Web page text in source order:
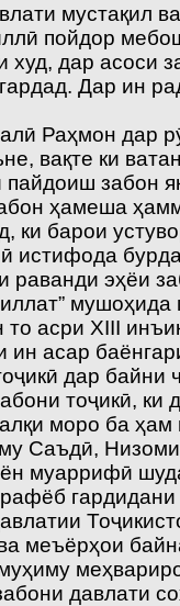
мустақил
пойдор
дар асоси
Дар ин
Раҳмон дар
вақте ки
забон
ҳамеша
ки барои
истифода
раванди эҳёи
асри XIII
ин асар
дар
тоҷикӣ,
моро ба
Саъдӣ,
муаррифӣ
гардидани
меъёрҳои
давлати